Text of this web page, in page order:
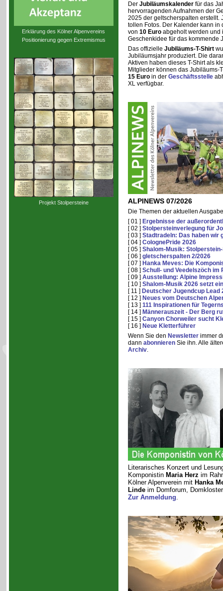
Erklärung des Kölner Alpenvereins
Positionierung gegen Extremismus
Projekt Stolpersteine
Der Jubiläumskalenderfür das
hervorragenden Aufnahmen der
2025 der geltscherspalten erstellt.
tollen Fotos. Der Kalender kann in
von 10 Euroabgeholt werden und
Geschenkidee für das kommende
Das offizielle Jubiläums-T-Shirt
Jubiläumsjahr produziert. Die
Aktiven haben dieses T-Shirt als
Mitglieder können das Jubiläums-
15 Euroin der Geschäftsstelle
XL verfügbar.
ALPINEWS 07/2026
Die Themen der aktuellen
[ 01 ] Ergebnisse der
[ 02 ] Stolpersteinverlegung für
[ 03 ] Stadtradeln: Das haben wir
[ 04 ] ColognePride 2026
[ 05 ] Shalom-Musik:
[ 06 ] gletscherspalten 2/2026
[ 07 ] Hanka Meves: Die
[ 08 ] Schull- und Veedelszöch im
[ 09 ] Ausstellung: Alpine
[ 10 ] Shalom-Musik 2026 setzt
[ 11 ] Deutscher Jugendcup Lead
[ 12 ] Neues vom Deutschen
[ 13 ] 111 Inspirationen für
[ 14 ] Männerauszeit - Der Berg
[ 15 ] Canyon Chorweiler sucht
[ 16 ] Neue Kletterführer
Wenn Sie den Newsletterimmer
dann abonnierenSie ihn. Alle
Archiv.
Literarisches Konzert und
Komponistin Maria Herz im
Kölner Alpenverein mit Hanka
Lindeim Domforum,
Zur Anmeldung.